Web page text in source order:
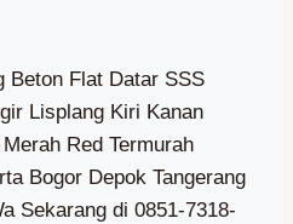
Beton Flat Datar SSS
Lisplang Kiri Kanan
Red Termurah
Bogor Depok Tangerang
Sekarang di 0851-7318-